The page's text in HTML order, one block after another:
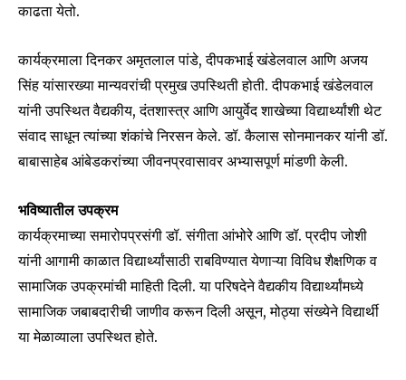
SUBSCRIBE
I've read and accept thePrivacy Policy .
6,300
Fans Followers Followers
काढता येतो.
कार्यक्रमाला दिनकर अमृतलाल पांडे, दीपकभाई खंडेलवाल आणि अजय
सिंह यांसारख्या मान्यवरांची प्रमुख उपस्थिती होती. दीपकभाई खंडेलवाल
यांनी उपस्थित वैद्यकीय, दंतशास्त्र आणि आयुर्वेद शाखेच्या विद्यार्थ्यांशी थेट
संवाद साधून त्यांच्या शंकांचे निरसन केले. डॉ. कैलास सोनमानकर यांनी डॉ.
बाबासाहेब आंबेडकरांच्या जीवनप्रवासावर अभ्यासपूर्ण मांडणी केली.
भविष्यातील उपक्रम
कार्यक्रमाच्या समारोपप्रसंगी डॉ. संगीता आंभोरे आणि डॉ. प्रदीप जोशी
यांनी आगामी काळात विद्यार्थ्यांसाठी राबविण्यात येणाऱ्या विविध शैक्षणिक व
सामाजिक उपक्रमांची माहिती दिली. या परिषदेने वैद्यकीय विद्यार्थ्यांमध्ये
सामाजिक जबाबदारीची जाणीव करून दिली असून, मोठ्या संख्येने विद्यार्थी
या मेळाव्याला उपस्थित होते.